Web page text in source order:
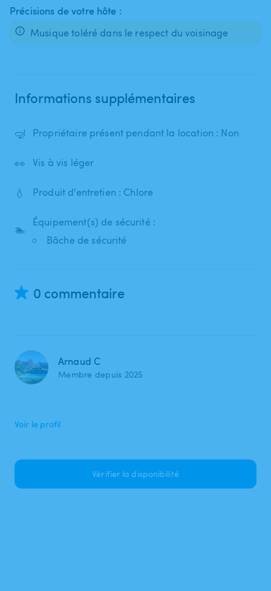
Précisions de votre hôte :
Musique toléré dans le respect du voisinage
Informations supplémentaires
🤿 Propriétaire présent pendant la location : Non
👀 Vis à vis léger
💧 Produit d'entretien : Chlore
🏊
Équipement(s) de sécurité :
Bâche de sécurité
0 commentaire
Arnaud C
Membre depuis 2025
Voir le profil
Vérifier la disponibilité